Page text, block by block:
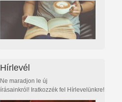
Hírlevél
Ne maradjon le új
írásainkról! Iratkozzék fel Hírlevelünkre!